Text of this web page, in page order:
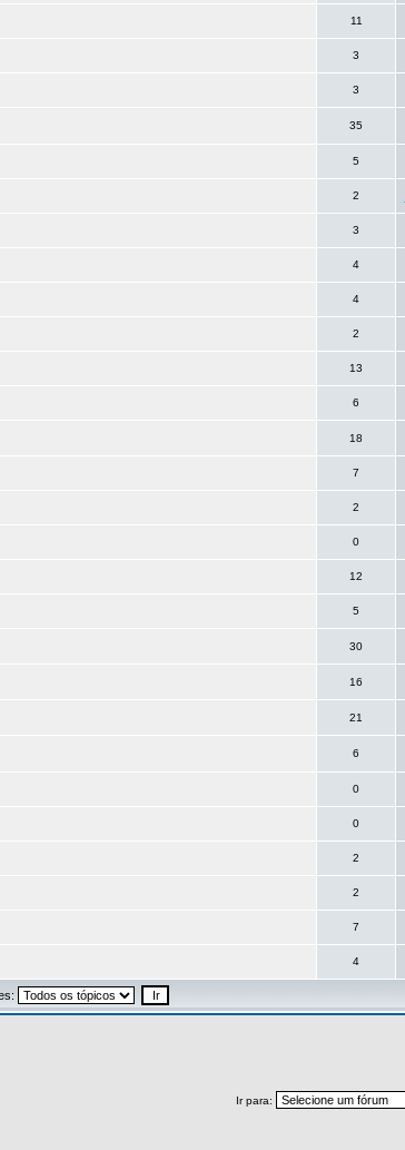
11
3
3
35
5
2
3
4
4
2
13
6
18
7
2
0
12
5
30
16
21
6
0
0
2
2
7
4
Ir para: